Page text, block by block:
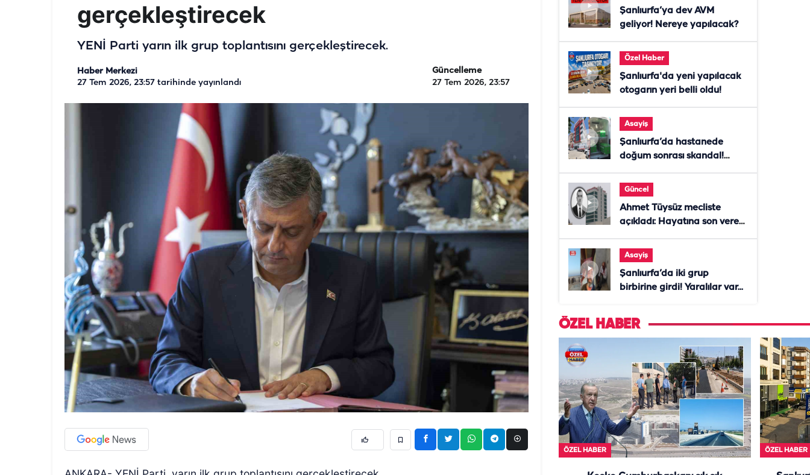
gerçekleştirecek
YENİ Parti yarın ilk grup toplantısını gerçekleştirecek.
Haber Merkezi
27 Tem 2026, 23:57 tarihinde yayınlandı
Güncelleme
27 Tem 2026, 23:57
Şanlıurfa’ya dev AVM
geliyor! Nereye yapılacak?
Özel Haber
Şanlıurfa'da yeni yapılacak
otogarın yeri belli oldu!
Asayiş
Şanlıurfa’da hastanede
doğum sonrası skandal!
Güncel
Ahmet Tüysüz mecliste
açıkladı: Hayatına son veren
ölmezdim" notunu bıraktı
Asayiş
Şanlıurfa’da iki grup
birbirine girdi! Yaralılar var...
ÖZEL HABER
ÖZEL HABER ÖZEL HABER